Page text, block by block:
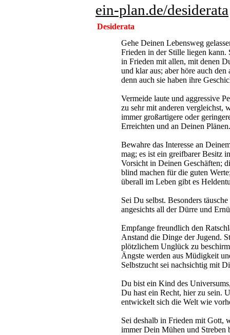
ein-plan.de/desiderata
Desiderata
Gehe Deinen Lebensweg
Frieden in der Stille liegen kann.
in Frieden mit allen, mit denen
und klar aus; aber höre auch
denn auch sie haben ihre
Vermeide laute und aggressive
zu sehr mit anderen vergleichst,
immer großartigere oder
Erreichten und an Deinen Plänen.
Bewahre das Interesse an
mag; es ist ein greifbarer Besitz
Vorsicht in Deinen Geschäften;
blind machen für die guten
überall im Leben gibt es
Sei Du selbst. Besonders
angesichts all der Dürre und
Empfange freundlich den
Anstand die Dinge der Jugend.
plötzlichem Unglück zu
Ängste werden aus Müdigkeit
Selbstzucht sei nachsichtig mit
Du bist ein Kind des
Du hast ein Recht, hier zu sein.
entwickelt sich die Welt wie
Sei deshalb in Frieden mit Gott,
immer Dein Mühen und Streben